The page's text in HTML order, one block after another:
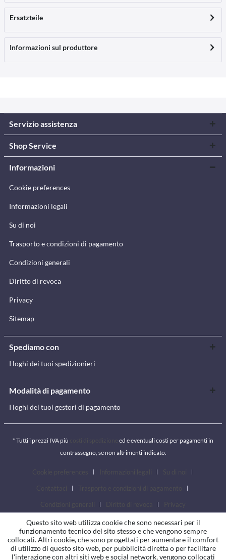
Ersatzteile
Informazioni sul produttore
Servizio assistenza
Shop Service
Informazioni
Cookie preferences
Informazioni legali
Su di noi
Trasporto e condizioni di pagamento
Condizioni generali
Diritto di revoca
Privacy
Sitemap
Spediamo con
I loghi dei tuoi spedizionieri
Modalità di pagamento
I loghi dei tuoi gestori di pagamento
* Tutti i prezzi IVA più
ed e eventuali costi per pagamenti in
contrassegno, se non altrimenti indicato.
Questo sito web utilizza cookie che sono necessari per il
funzionamento tecnico del sito stesso e che vengono sempre
collocati. Altri cookie, che sono progettati per aumentare il comfort
di utilizzo di questo sito web, per pubblicità diretta o per facilitare
l'interazione con altri siti web e social network, vengono collocati